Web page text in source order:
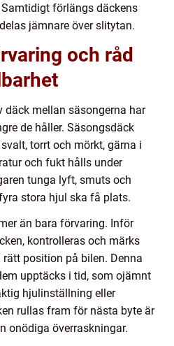
förlängs däckens
jämnare över slitytan.
och råd
däck mellan säsongerna har
de håller. Säsongsdäck
torrt och mörkt, gärna i
och fukt hålls under
tunga lyft, smuts och
stora hjul ska få plats.
än bara förvaring. Inför
kontrolleras och märks
position på bilen. Denna
upptäcks i tid, som ojämnt
hjulinställning eller
rullas fram för nästa byte är
onödiga överraskningar.